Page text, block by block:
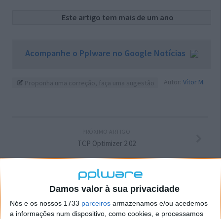
Damos valor à sua privacidade
Nós e os nossos 1733 parceiros armazenamos e/ou acedemos
a informações num dispositivo, como cookies, e processamos
Este artigo tem mais de um ano
Acompanhe o Pplware no Google Notícias
Autor:Vítor M.
TCP Optimizer 2.02
ARTIGO ANTERIOR
Procura-se um ícone…